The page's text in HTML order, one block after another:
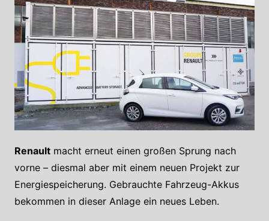
Renaultmacht erneut einen großen Sprung nach
vorne – diesmal aber mit einem neuen Projekt zur
Energiespeicherung. Gebrauchte Fahrzeug-Akkus
bekommen in dieser Anlage ein neues Leben.